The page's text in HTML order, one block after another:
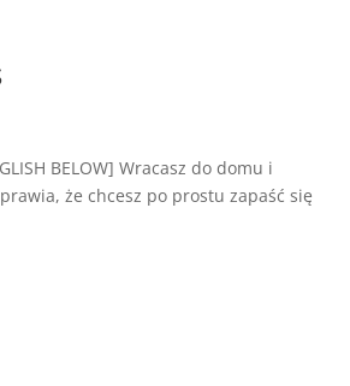
BELOW] Wracasz do domu i
że chcesz po prostu zapaść się